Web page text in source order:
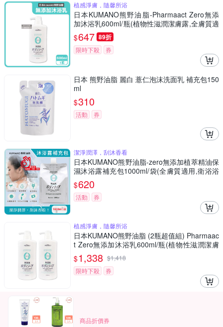
植感淨膚，隨馨所浴
日本KUMANO熊野油脂-Pharmaact Zero無添
加沐浴乳600ml/瓶(植物性滋潤潔膚露,全膚質適
用洗澡乳,綿密泡沫身體清潔凝露,不含香料色素
防腐劑)
$647 89折
限時下殺 券
日本 熊野油脂 麗白 薏仁泡沫洗面乳 補充包150
ml
$310
活動 券
潔淨潤澤，刮沐香看
日本KUMANO熊野油脂-zero無添加植萃精油保
濕沐浴露補充包1000ml/袋(全膚質適用,衛浴浴
室清潔肌膚)
$620
活動 券
植感淨膚，隨馨所浴
日本KUMANO熊野油脂 (2瓶超值組) Pharmaac
t Zero無添加沐浴乳600ml/瓶(植物性滋潤潔膚
露,全膚質適用洗澡乳,綿密泡沫身體清潔凝露,不
含香料色素防腐劑)
$1,338 $1,418
限時下殺
券
商品折價券